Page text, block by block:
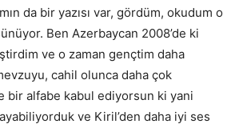
da bir yazısı var, gördüm, okudum o
Ben Azerbaycan 2008’de ki
ve o zaman gençtim daha
cahil olunca daha çok
bir alfabe kabul ediyorsun ki yani
ve Kiril’den daha iyi ses